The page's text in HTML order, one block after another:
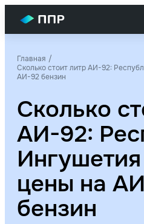
Главная
Сколько стоит литр АИ-92:
АИ-92 бензин
Сколько
АИ-92:
Ингушетия
цены на
бензин